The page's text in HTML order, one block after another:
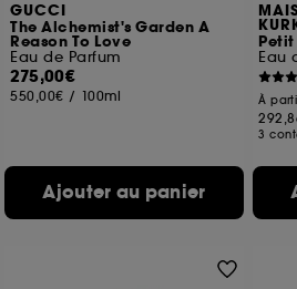
GUCCI
The Alchemist's Garden A
Reason To Love
Eau de Parfum
275,00€
550,00€ / 100ml
Ajouter au panier
Eau
À
3